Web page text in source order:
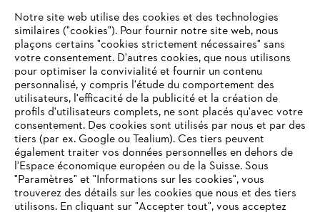
L'Entreprise
Questions fréquentes
Service
VOTRE NAVIGATEUR INTERNET
N'EST PLUS PRIS EN CHARGE
Notre site web utilise des cookies et des technologies
similaires ("cookies"). Pour fournir notre site web, nous
plaçons certains "cookies strictement nécessaires" sans
votre consentement. D'autres cookies, que nous utilisons
pour optimiser la convivialité et fournir un contenu
personnalisé, y compris l'étude du comportement des
utilisateurs, l'efficacité de la publicité et la création de
profils d'utilisateurs complets, ne sont placés qu'avec votre
consentement. Des cookies sont utilisés par nous et par des
tiers (par ex. Google ou Tealium). Ces tiers peuvent
également traiter vos données personnelles en dehors de
l'Espace économique européen ou de la Suisse. Sous
"Paramètres" et "Informations sur les cookies", vous
trouverez des détails sur les cookies que nous et des tiers
utilisons. En cliquant sur "Accepter tout", vous acceptez